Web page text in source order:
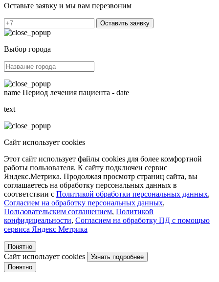
Оставьте заявку и мы вам перезвоним
Оставить заявку
Выбор города
name Период лечения пациента - date
text
Сайт использует cookies
Этот сайт использует файлы cookies для более комфортной
работы пользователя. К сайту подключен сервис
Яндекс.Метрика. Продолжая просмотр страниц сайта, вы
соглашаетесь на обработку персональных данных в
соответствии с Политикой обработки персональных данных,
Согласием на обработку персональных данных,
Пользовательским соглашением, Политикой
конфидицеальности, Согласием на обработку ПД с помощью
сервиса Яндекс Метрика
Понятно
Сайт использует cookies
Узнать подробнее
Понятно